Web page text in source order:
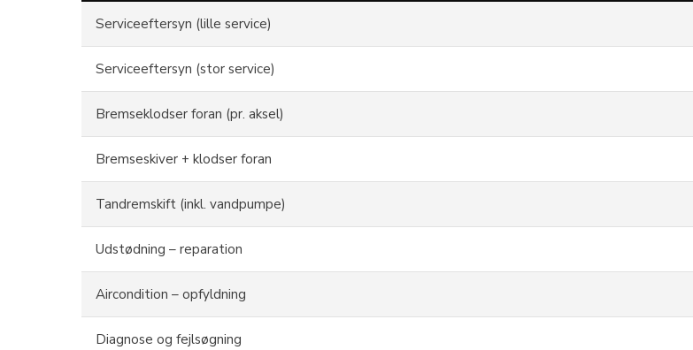
Serviceeftersyn (lille service)
Serviceeftersyn (stor service)
Bremseklodser foran (pr. aksel)
Bremseskiver + klodser foran
Tandremskift (inkl. vandpumpe)
Udstødning – reparation
Aircondition – opfyldning
Diagnose og fejlsøgning